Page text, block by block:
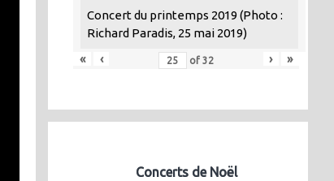
Concert du printemps 2019 (Photo :
Richard Paradis, 25 mai 2019)
«
‹ of 32 › »
Concerts de Noël